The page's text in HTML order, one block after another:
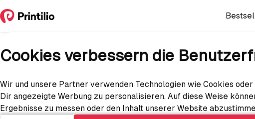
Cookies verbessern die
Wir und unsere Partner verwenden Technologien wie Cookies
Dir angezeigte Werbung zu personalisieren. Auf diese Weise
Ergebnisse zu messen oder den Inhalt unserer Website